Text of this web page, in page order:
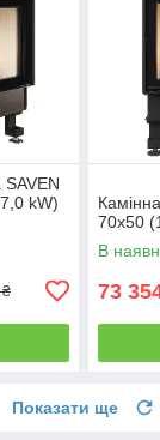
SAVEN
kW)
₴
70х50
В
73
Показати ще